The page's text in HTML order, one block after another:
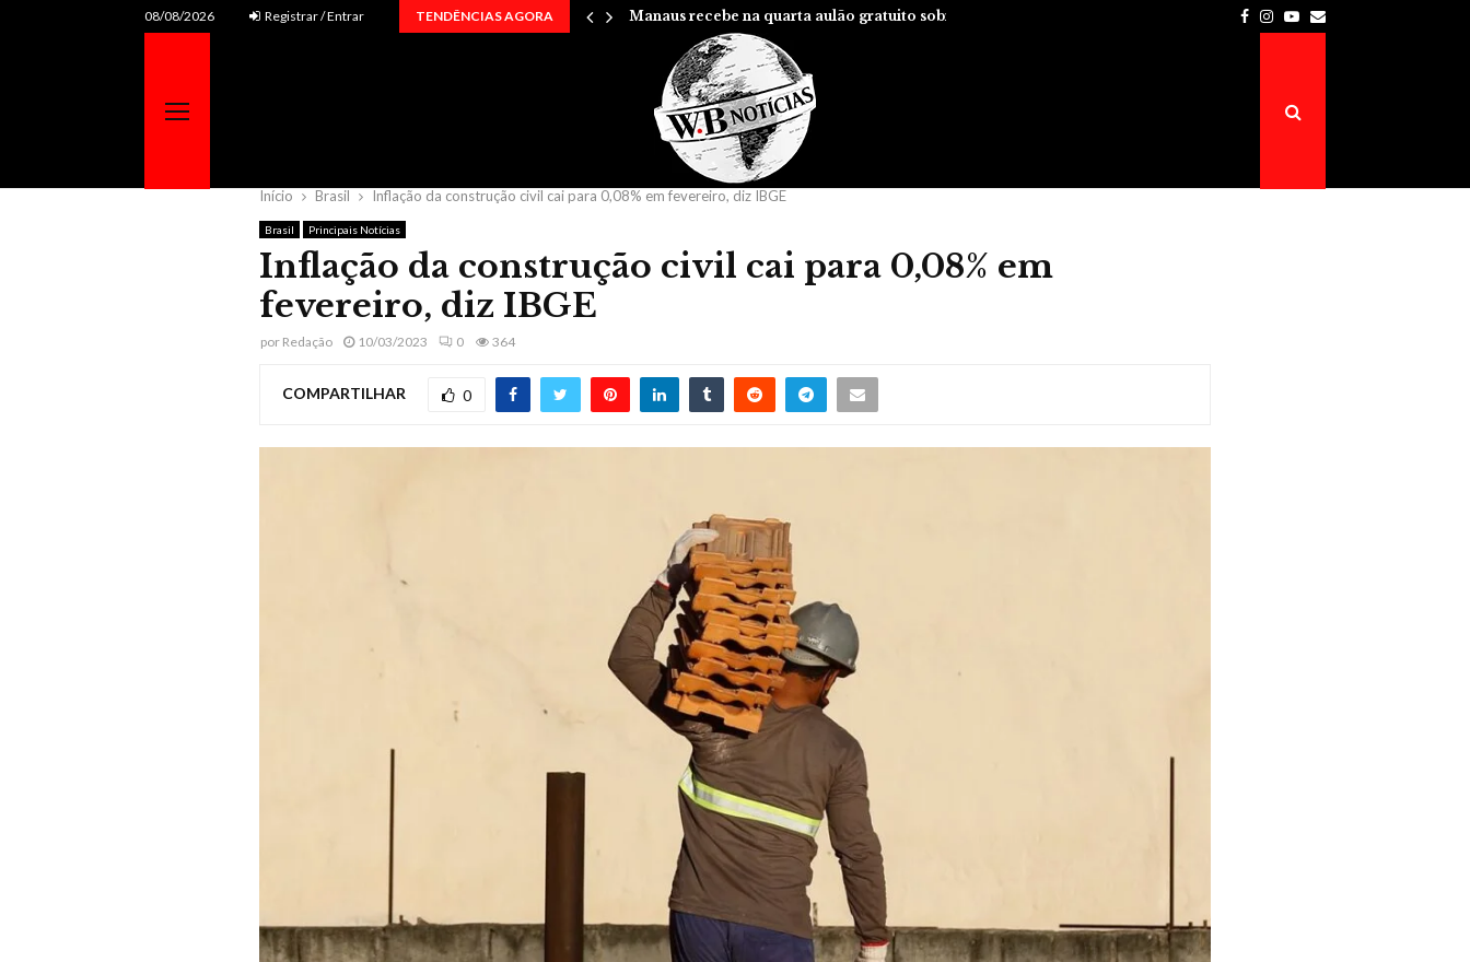
08/08/2026 Registrar / Entrar TENDÊNCIAS AGORA
Fernando e Sorocaba recebem Tierry em uma… Manaus recebe na quarta aulão gratuito sobre… Prefeitura de Atalaia do Norte é a…
Facebook
Instagram
Youtube
Email
Início Brasil Inflação da construção civil cai para 0,08% em fevereiro, diz IBGE
Brasil Principais Notícias
Inflação da construção civil cai para 0,08% em
fevereiro, diz IBGE
por Redação 10/03/2023 0 364
COMPARTILHAR 0